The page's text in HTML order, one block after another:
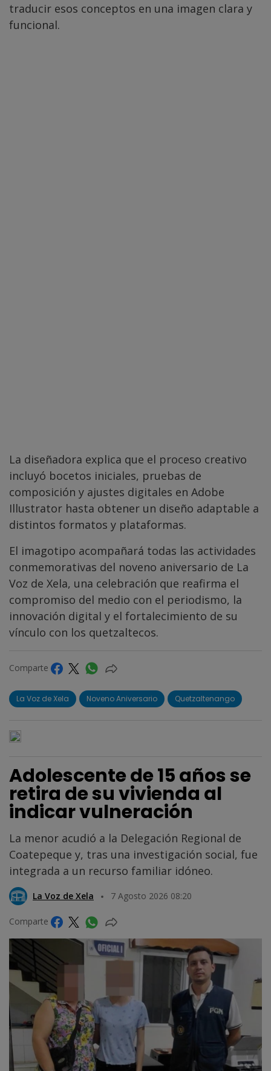
traducir esos conceptos en una imagen clara y
funcional.
La diseñadora explica que el proceso creativo
incluyó bocetos iniciales, pruebas de
composición y ajustes digitales en Adobe
Illustrator hasta obtener un diseño adaptable a
distintos formatos y plataformas.
El imagotipo acompañará todas las actividades
conmemorativas del noveno aniversario de La
Voz de Xela, una celebración que reafirma el
compromiso del medio con el periodismo, la
innovación digital y el fortalecimiento de su
vínculo con los quetzaltecos.
Comparte
La Voz de Xela Noveno Aniversario Quetzaltenango
Adolescente de 15 años se
retira de su vivienda al
indicar vulneración
La menor acudió a la Delegación Regional de
Coatepeque y, tras una investigación social, fue
integrada a un recurso familiar idóneo.
La Voz de Xela 7 Agosto 2026 08:20
Comparte